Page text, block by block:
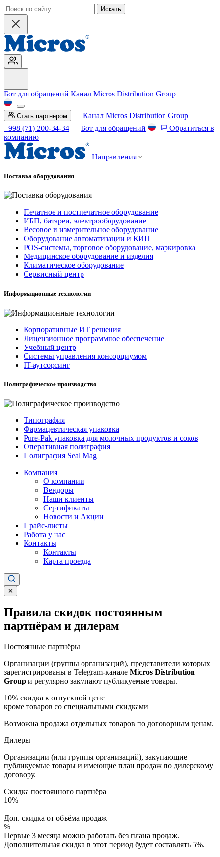
Искать
Бот для обращений Канал Micros Distribution Group
Стать партнёром
Канал Micros Distribution Group
+998 (71) 200-34-34
Бот для обращений
Обратиться в
компанию
Направления
Поставка оборудования
Печатное и постпечатное оборудование
ИБП, батареи, электрооборудование
Весовое и измерительное оборудование
Оборудование автоматизации и КИП
POS-системы, торговое оборудование, маркировка
Медицинское оборудование и изделия
Климатическое оборудование
Сервисный центр
Информационные технологии
Корпоративные ИТ решения
Лицензионное программное обеспечение
Учебный центр
Системы управления консорциумом
IT-аутсорсинг
Полиграфическое производство
Типография
Фармацевтическая упаковка
Pure-Pak упаковка для молочных продуктов и соков
Оперативная полиграфия
Полиграфия Seal Mag
Компания
О компании
Вендоры
Наши клиенты
Сертификаты
Новости и Акции
Прайс-листы
Работа у нас
Контакты
Контакты
Карта проезда
✕
Правила скидок постоянным
партнёрам и дилерам
Постоянные партнёры
Организации (группы организаций), представители которых
зарегистрированы в Telegram-канале Micros Distribution
Group и регулярно закупают публикуемые товары.
10% скидка к отпускной цене
кроме товаров со специальными скидками
Возможна продажа отдельных товаров по договорным ценам.
Дилеры
Организации (или группы организаций), закупающие
публикуемые товары и имеющие план продаж по дилерскому
договору.
Скидка постоянного партнёра
10%
+
Доп. скидка от объёма продаж
%
Первые 3 месяца можно работать без плана продаж.
Дополнительная скидка в этот период будет составлять 5%.